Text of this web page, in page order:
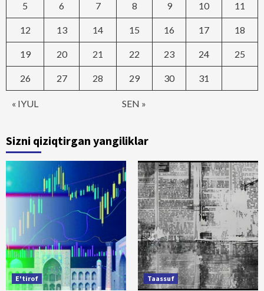
« IYUL SEN »
5 6 7 8 9 10 11
12 13 14 15 16 17 18
19 20 21 22 23 24 25
26 27 28 29 30 31
Sizni qiziqtirgan yangiliklar
E'tirof Taassuf